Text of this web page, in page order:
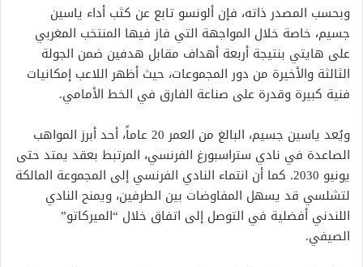
وبحسب المصدر ذاته، فإن ألونسو تابع عن كثب أداء ياسين
جسيم، خاصة خلال المواجهة التي فاز فيها المنتخب المغربي
على هايتي بنتيجة أربعة أهداف مقابل هدفين ضمن الجولة
الثالثة والأخيرة من دور المجموعات، حيث أظهر اللاعب إمكانيات
فنية كبيرة وقدرة على صناعة الفارق في الخط الأمامي.
ويُعد ياسين جسيم، البالغ من العمر 20 عاماً، أحد أبرز المواهب
الصاعدة في نادي ستراسبورغ الفرنسي، المرتبط بعقد يمتد حتى
يونيو 2030. كما أن انتماء النادي الفرنسي إلى المجموعة المالكة
لتشلسي قد يسهل المفاوضات بين الطرفين، ويمنح النادي
اللندني أفضلية في التوصل إلى اتفاق خلال “الميركاتو”
الصيفي.